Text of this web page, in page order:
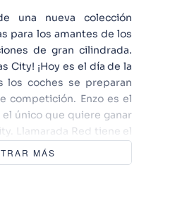
una nueva colección
para los amantes de los
de gran cilindrada.
City! ¡Hoy es el día de la
los coches se preparan
competición. Enzo es el
único que quiere ganar
Llamarada Red tiene el
un coche que nunca
todo lo posible para
MÁS